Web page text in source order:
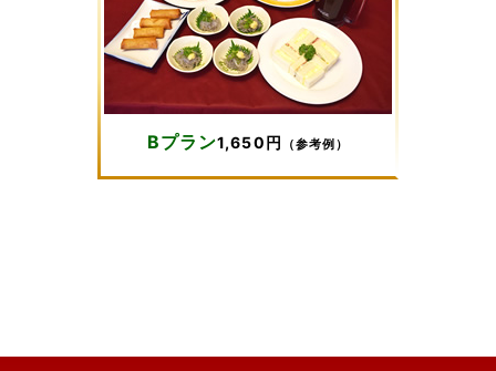
Bプラン1,650円 （参考例）